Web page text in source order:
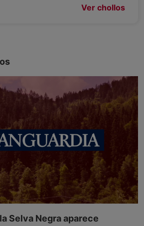
Ver chollos
Selva Negra aparece